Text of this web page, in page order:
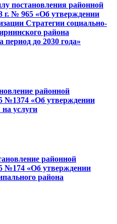
постановления районной
г. № 965 «Об утверждении
Стратегии социально-
района
до 2030 года»
районной
№1374 «Об утверждении
услуги
районной
№174 «Об утверждении
района